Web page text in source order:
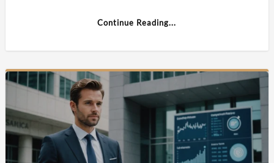
Continue Reading...